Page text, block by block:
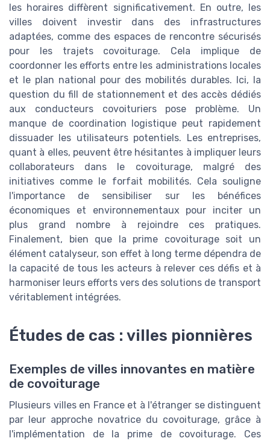
les horaires diffèrent significativement. En outre, les
villes doivent investir dans des infrastructures
adaptées, comme des espaces de rencontre sécurisés
pour les trajets covoiturage. Cela implique de
coordonner les efforts entre les administrations locales
et le plan national pour des mobilités durables. Ici, la
question du fill de stationnement et des accès dédiés
aux conducteurs covoituriers pose problème. Un
manque de coordination logistique peut rapidement
dissuader les utilisateurs potentiels. Les entreprises,
quant à elles, peuvent être hésitantes à impliquer leurs
collaborateurs dans le covoiturage, malgré des
initiatives comme le forfait mobilités. Cela souligne
l'importance de sensibiliser sur les bénéfices
économiques et environnementaux pour inciter un
plus grand nombre à rejoindre ces pratiques.
Finalement, bien que la prime covoiturage soit un
élément catalyseur, son effet à long terme dépendra de
la capacité de tous les acteurs à relever ces défis et à
harmoniser leurs efforts vers des solutions de transport
véritablement intégrées.
Études de cas : villes pionnières
Exemples de villes innovantes en matière
de covoiturage
Plusieurs villes en France et à l'étranger se distinguent
par leur approche novatrice du covoiturage, grâce à
l'implémentation de la prime de covoiturage. Ces